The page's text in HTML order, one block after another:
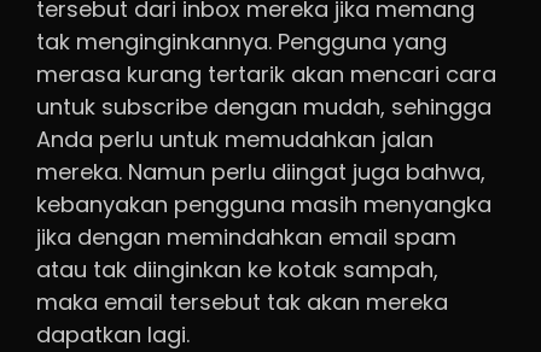
tersebut dari inbox mereka jika memang
tak menginginkannya. Pengguna yang
merasa kurang tertarik akan mencari cara
untuk subscribe dengan mudah, sehingga
Anda perlu untuk memudahkan jalan
mereka. Namun perlu diingat juga bahwa,
kebanyakan pengguna masih menyangka
jika dengan memindahkan email spam
atau tak diinginkan ke kotak sampah,
maka email tersebut tak akan mereka
dapatkan lagi.